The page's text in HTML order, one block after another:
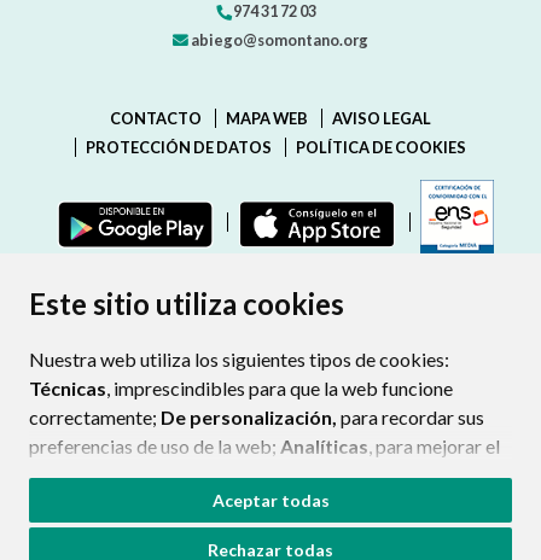
Este sitio utiliza cookies
Nuestra web utiliza los siguientes tipos de cookies:
Técnicas, imprescindibles para que la web funcione
correctamente; De personalización, para recordar sus
preferencias de uso de la web; Analíticas, para mejorar el
funcionamiento de la web y sus servicios.
Si acepta pulsando el botón“Aceptar todas”
consideramos que acepta su uso. Si pulsa el botón
Aceptar todas
Rechazar todas
974 31 72 03
abiego@somontano.org
CONTACTO MAPA WEB
AVISO LEGAL
PROTECCIÓN DE DATOS
POLÍTICA DE COOKIES